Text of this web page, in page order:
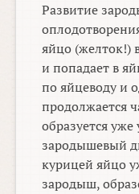
Развитие
яйцо (желток!)
и попадает в
по яйцеводу и
продолжается
образуется
зародышевый
курицей яйцо
зародыш,